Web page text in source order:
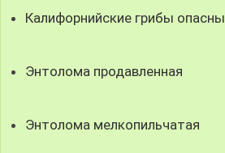
Калифорнийские грибы опасны
Энтолома продавленная
Энтолома мелкопильчатая